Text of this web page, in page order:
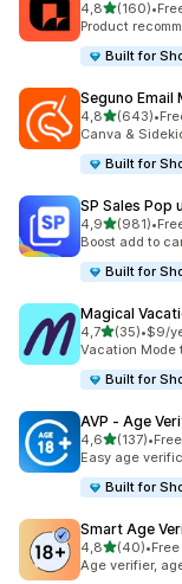
4,8na 5(160)
Łączna liczba
•
Product
Built for
Seguno Email
4,8na 5(643)
Łączna liczba
•
Canva &
Built for
SP Sales Pop
4,9na 5(981)
Łączna liczba
•
Boost add to
Built for
Magical
4,7na 5(35)
Łączna liczba
•$9/
Vacation Mode
Built for
AVP ‑ Age
4,6na 5(137)
Łączna liczba
•
Easy age
Built for
Smart Age
4,8na 5(40)
Łączna liczba
•
Age verifier,